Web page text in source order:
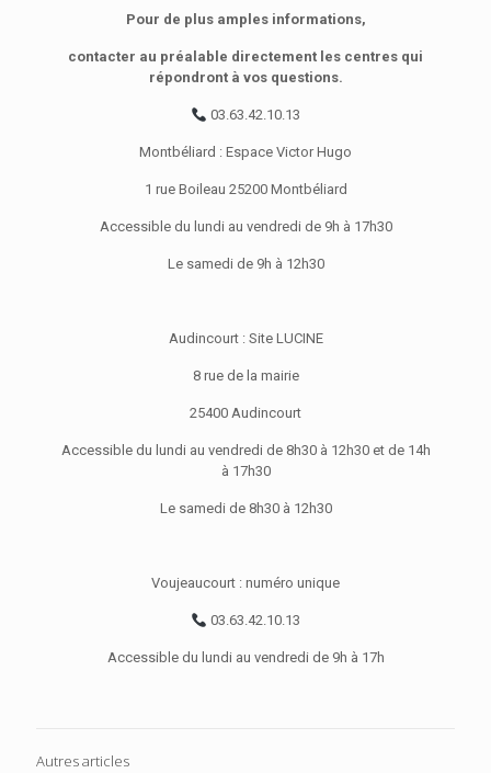
Pour de plus amples informations,
contacter au préalable directement les centres qui
répondront à vos questions.
03.63.42.10.13
Montbéliard : Espace Victor Hugo
1 rue Boileau 25200 Montbéliard
Accessible du lundi au vendredi de 9h à 17h30
Le samedi de 9h à 12h30
Audincourt : Site LUCINE
8 rue de la mairie
25400 Audincourt
Accessible du lundi au vendredi de 8h30 à 12h30 et de 14h
à 17h30
Le samedi de 8h30 à 12h30
Voujeaucourt : numéro unique
03.63.42.10.13
Accessible du lundi au vendredi de 9h à 17h
Autres articles